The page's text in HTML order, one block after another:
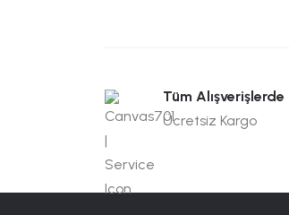
Tüm Alışverişlerde
Ücretsiz Kargo